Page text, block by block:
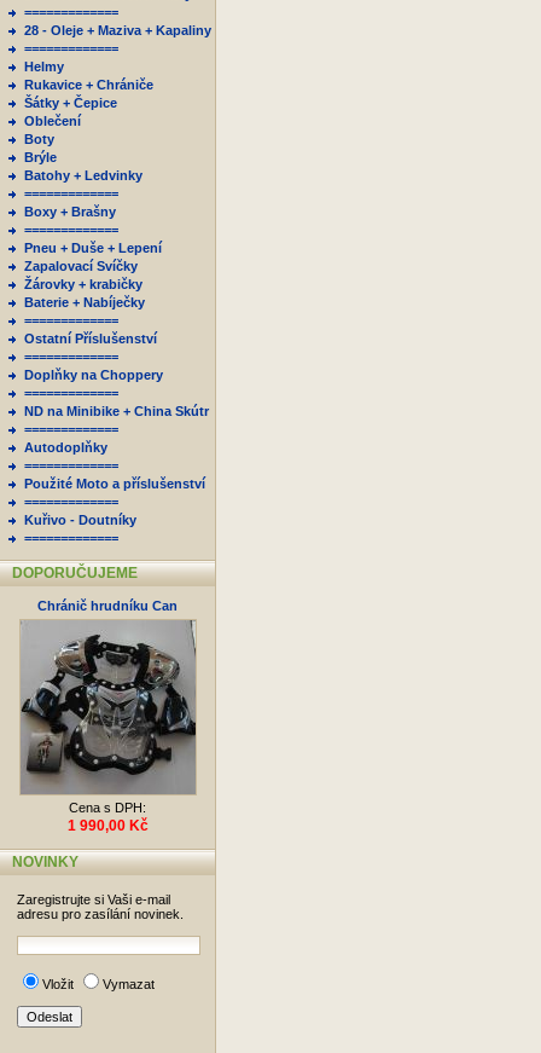
=============
28 - Oleje + Maziva + Kapaliny
=============
Helmy
Rukavice + Chrániče
Šátky + Čepice
Oblečení
Boty
Brýle
Batohy + Ledvinky
=============
Boxy + Brašny
=============
Pneu + Duše + Lepení
Zapalovací Svíčky
Žárovky + krabičky
Baterie + Nabíječky
=============
Ostatní Příslušenství
=============
Doplňky na Choppery
=============
ND na Minibike + China Skútr
=============
Autodoplňky
=============
Použité Moto a příslušenství
=============
Kuřivo - Doutníky
=============
DOPORUČUJEME
Chránič hrudníku Can
Cena s DPH:
1 990,00 Kč
NOVINKY
Zaregistrujte si Vaši e-mail
adresu pro zasílání novinek.
Vložit Vymazat